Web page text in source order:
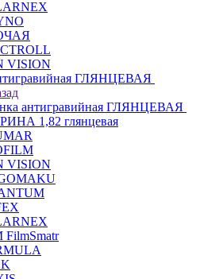
VISION
ГЛЯНЦЕВАЯ
антигравийная ГЛЯНЦЕВАЯ
1,82 глянцевая
VISION
FilmSmatr